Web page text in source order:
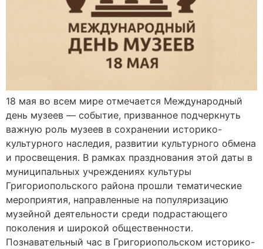
18 мая во всем мире отмечается Международный
день музеев — событие, призванное подчеркнуть
важную роль музеев в сохранении историко-
культурного наследия, развитии культурного обмена
и просвещения. В рамках празднования этой даты в
муниципальных учреждениях культуры
Григориопольского района прошли тематические
мероприятия, направленные на популяризацию
музейной деятельности среди подрастающего
поколения и широкой общественности.
Познавательный час в Григориопольском историко-